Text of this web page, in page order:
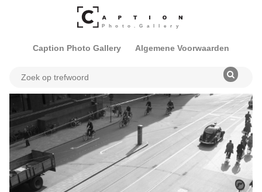
Caption Photo Gallery Algemene Voorwaarden